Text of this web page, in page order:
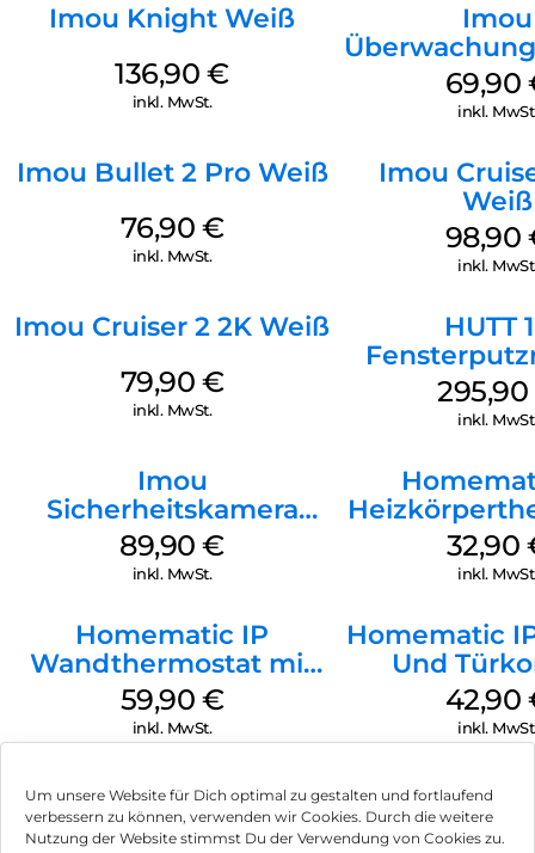
Um unsere Website für Dich optimal zu gestalten und fortlaufend
verbessern zu können, verwenden wir Cookies. Durch die weitere
Nutzung der Website stimmst Du der Verwendung von Cookies zu.
Imou Knight Weiß
136,90€
inkl. MwSt.
Imou
Rex 3D 3K
69,90
inkl.
Imou Bullet 2 Pro Weiß
76,90 €
inkl. MwSt.
Imou
Weiß
98,90
inkl.
Imou Cruiser 2 2K Weiß
79,90 €
inkl. MwSt.
HUTT
Weiß
295,90
inkl.
Imou
Sicherheitskamera
Draußen IPC-F42EAP
Geschoss Weiß
89,90€
inkl. MwSt.
Basic
32,90
inkl.
Homematic IP
Wandthermostat mit
Luftfeuchtigkeitssensor
Weiß
59,90 €
inkl. MwSt.
Homematic
Und
Optisch
42,90
inkl.